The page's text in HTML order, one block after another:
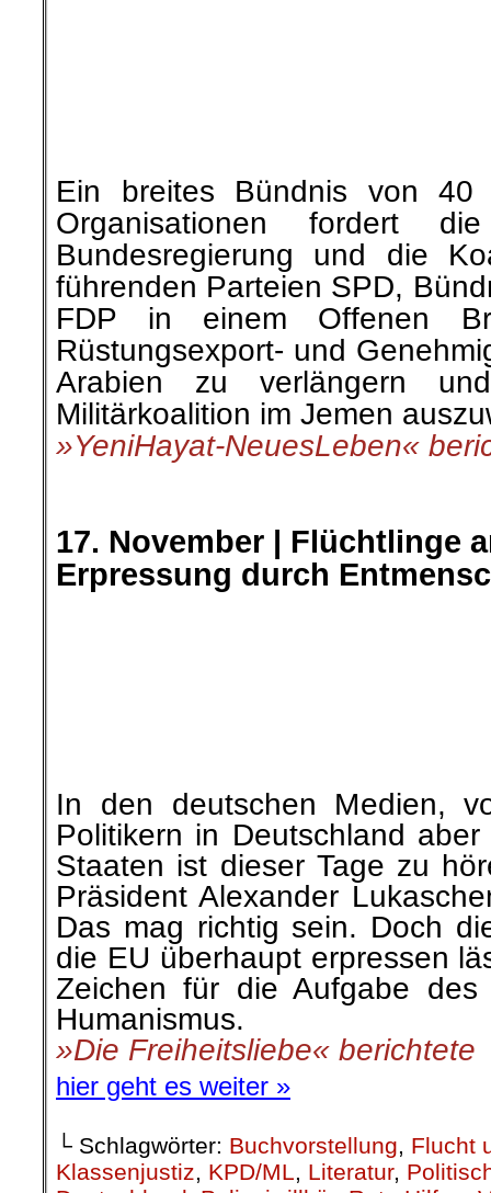
In den deutschen Medien,
Politikern in Deutschland
Staaten ist dieser Tage zu
Präsident Alexander
Das mag richtig sein. Doch
die EU überhaupt erpressen
Zeichen für die Aufgabe
Humanismus.
»Die Freiheitsliebe« berichtete
└ Schlagwörter:Buchvorstellung, Flucht
Klassenjustiz ,KPD/ML,Literatur ,
Zurückblickend auf die
einige kommentierbare
gefallen, die wir hier zur
(Kommis bitte unten
.
.
22. November | Geschichte